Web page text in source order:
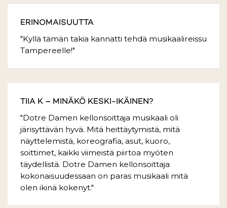
ERINOMAISUUTTA
"Kyllä tämän takia kannatti tehdä musikaalireissu
Tampereelle!"
TIIA K – MINÄKÖ KESKI-IKÄINEN?
"Dotre Damen kellonsoittaja musikaali oli
järisyttävän hyvä. Mitä heittäytymistä, mitä
näyttelemistä, koreografia, asut, kuoro,
soittimet, kaikki viimeistä piirtoa myöten
täydellistä. Dotre Damen kellonsoittaja
kokonaisuudessaan on paras musikaali mitä
olen ikinä kokenyt."